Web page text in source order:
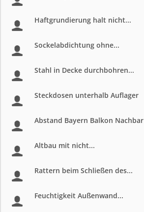
Haftgrundierung halt nicht...
Sockelabdichtung ohne...
Stahl in Decke durchbohren...
Steckdosen unterhalb Auflager
Abstand Bayern Balkon Nachbar
Altbau mit nicht...
Rattern beim Schließen des...
Feuchtigkeit Außenwand...